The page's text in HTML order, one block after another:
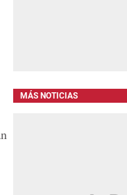
MÁS NOTICIAS